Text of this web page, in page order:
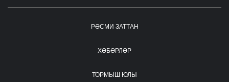
РӘСМИ ЗАТТАН
ХӘБӘРЛӘР
ТОРМЫШ ЮЛЫ